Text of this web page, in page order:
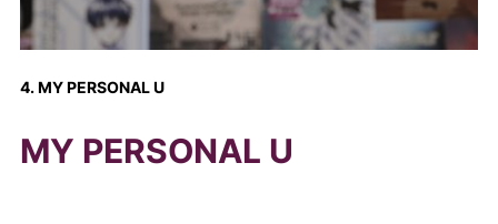
4. MY PERSONAL U
MY PERSONAL U